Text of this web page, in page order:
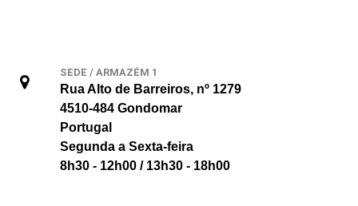
SEDE / ARMAZÉM 1
Rua Alto de Barreiros, nº 1279
4510-484 Gondomar
Portugal
Segunda a Sexta-feira
8h30 - 12h00 / 13h30 - 18h00